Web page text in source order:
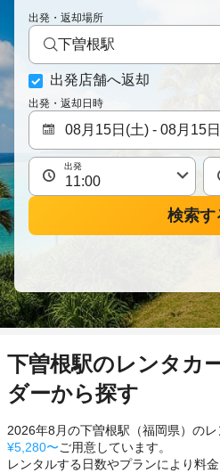
出発・返却場所
下曽根駅
出発店舗へ返却
出発・返却日時
出発
検索す
下曽根駅のレンタカ
ダーから探す
2026年8月の下曽根駅（福岡県）の
¥5,280〜ご用意しています。
レンタルする日数やプランにより料